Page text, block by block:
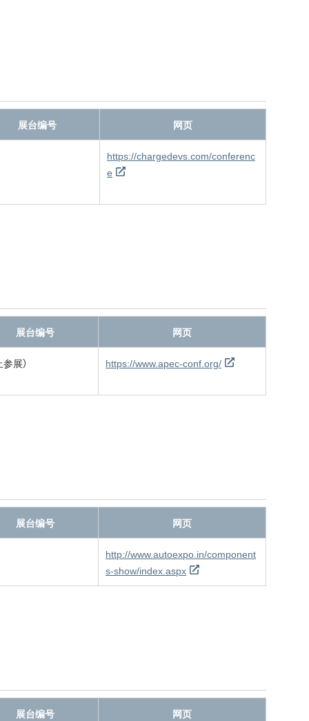
展台编号 网页
https://chargedevs.com/conferenc
e
展台编号 网页
展） https://www.apec-conf.org/
展台编号 网页
http://www.autoexpo.in/component
s-show/index.aspx
展台编号 网页